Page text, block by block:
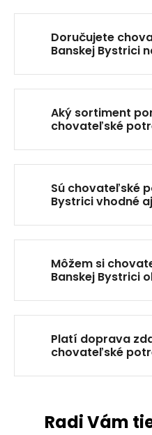
Doručujete
Banskej Bystrici
Aký sortiment
chovateľské
Sú chovateľské
Bystrici vhodné
Môžem si
Banskej Bystrici
Platí doprava
chovateľské
Radi Vám